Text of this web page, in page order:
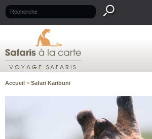
VOYAGE SAFARIS
Accueil > Safari Karibuni